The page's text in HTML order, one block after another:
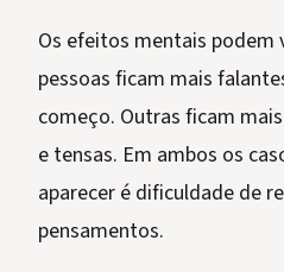
Os efeitos mentais podem
pessoas ficam mais
começo. Outras ficam
e tensas. Em ambos os
aparecer é dificuldade de
pensamentos.